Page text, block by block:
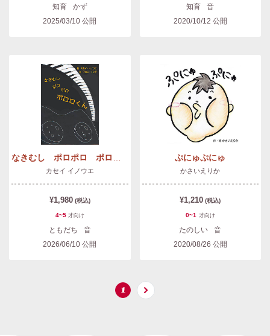
知育
かず
2025/03/10 公開
知育
音
2020/10/12 公開
カセイ イノウエ
¥1,980 (税込)
4~5 才向け
ともだち
音
2026/06/10 公開
ぷにゅぷにゅ
かさいえりか
¥1,210 (税込)
0~1 才向け
たのしい
音
2020/08/26 公開
1